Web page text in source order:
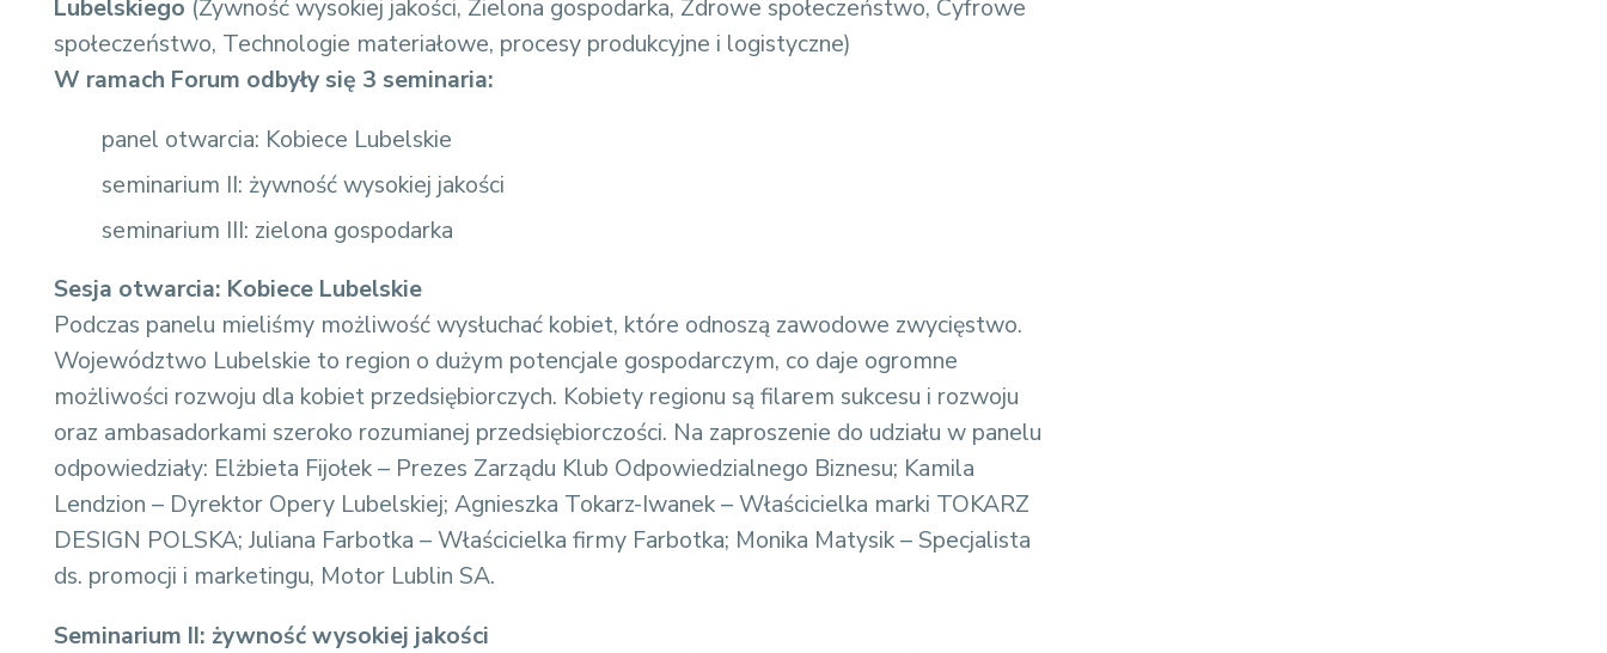
Lubelskiego (Żywność wysokiej jakości, Zielona gospodarka, Zdrowe społeczeństwo, Cyfrowe
społeczeństwo, Technologie materiałowe, procesy produkcyjne i logistyczne)
W ramach Forum odbyły się 3 seminaria:
panel otwarcia: Kobiece Lubelskie
seminarium II: żywność wysokiej jakości
seminarium III: zielona gospodarka
Sesja otwarcia: Kobiece Lubelskie
Podczas panelu mieliśmy możliwość wysłuchać kobiet, które odnoszą zawodowe zwycięstwo.
Województwo Lubelskie to region o dużym potencjale gospodarczym, co daje ogromne
możliwości rozwoju dla kobiet przedsiębiorczych. Kobiety regionu są filarem sukcesu i rozwoju
oraz ambasadorkami szeroko rozumianej przedsiębiorczości. Na zaproszenie do udziału w panelu
odpowiedziały: Elżbieta Fijołek – Prezes Zarządu Klub Odpowiedzialnego Biznesu; Kamila
Lendzion – Dyrektor Opery Lubelskiej; Agnieszka Tokarz-Iwanek – Właścicielka marki TOKARZ
DESIGN POLSKA; Juliana Farbotka – Właścicielka firmy Farbotka; Monika Matysik – Specjalista
ds. promocji i marketingu, Motor Lublin SA.
Seminarium II: żywność wysokiej jakości